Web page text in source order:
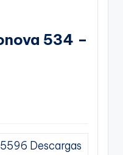
534 –
5596 Descargas